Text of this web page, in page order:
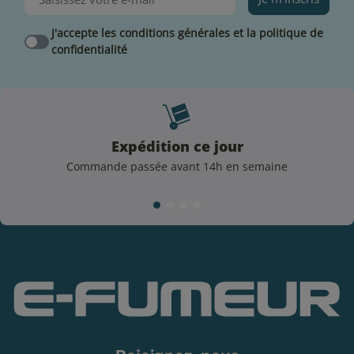
aurez besoin de 4 éléments. Une base PG/VG, un
d’arôme variera légèrement selon le taux de VG de
Le mélange idéal pour l’arômeBlack Jack
12% de concentré dans une base PG/VG de 70/30
21% de concentré dans une base 100%VG
A la fin, mélangez énergiquement votre flacon et
laissez "steeper" les arômes.
J'accepte les conditions générales et la politique de
confidentialité
Expédition ce jour
Commande passée avant 14h en semaine